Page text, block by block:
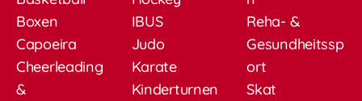
Boxen
Capoeira
Cheerleading
&
IBUS
Judo
Karate
Kinderturnen
Reha- &
Gesundheitssp
ort
Skat